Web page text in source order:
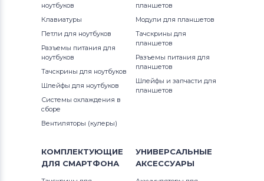
Аккумуляторы для ноутбуков
Thunderobot
Аккумуляторы для ноутбуков
Lenovo
Аккумуляторы для ноутбуков
Gateway
Аккумуляторы для ноутбуков
Аккумуляторы для ноутбуков
Advent
G3 Series
G5 Series
G7
Inspiron
Inspiron 11
Inspiron 11z
ноутбуков
Клавиатуры
Петли для ноутбуков
Разъемы питания для
ноутбуков
Тачскрины для ноутбуков
Шлейфы для ноутбуков
Системы охлаждения в
сборе
Вентиляторы (кулеры)
планшетов
Модули для планшетов
Тачскрины для
планшетов
Разъемы питания для
планшетов
Шлейфы и запчасти для
планшетов
КОМПЛЕКТУЮЩИЕ
ДЛЯ СМАРТФОНА
УНИВЕРСАЛЬНЫЕ
АКСЕССУАРЫ